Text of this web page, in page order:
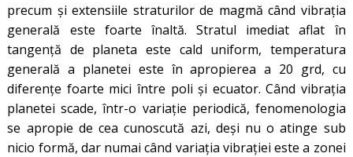
precum și extensiile straturilor de magmă când vibrația
generală este foarte înaltă. Stratul imediat aflat în
tangență de planeta este cald uniform, temperatura
generală a planetei este în apropierea a 20 grd, cu
diferențe foarte mici între poli și ecuator. Când vibrația
planetei scade, într-o variație periodică, fenomenologia
se apropie de cea cunoscută azi, deși nu o atinge sub
nicio formă, dar numai când variația vibrației este a zonei